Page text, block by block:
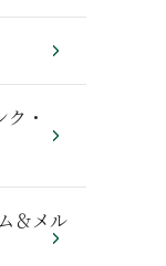
・
＆メル